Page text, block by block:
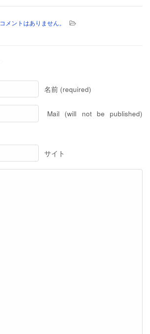
コメントはありません。
名前 (required)
Mail (will not be published)
サイト